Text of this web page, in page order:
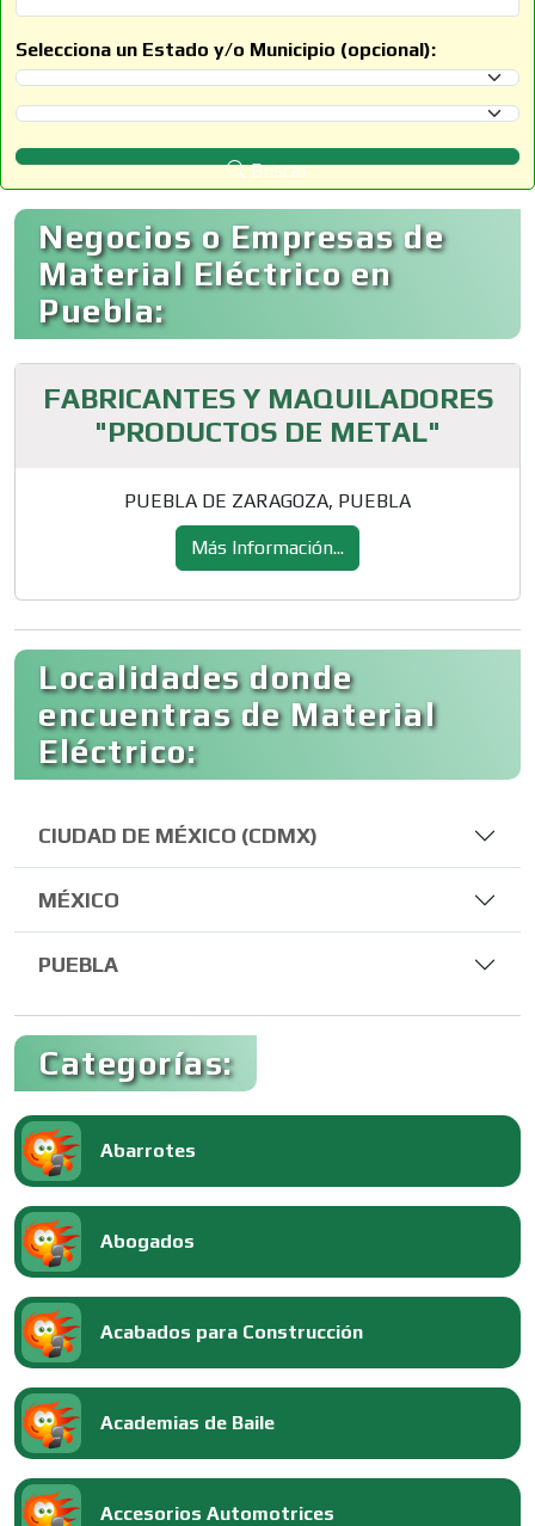
Selecciona un Estado y/o Municipio (opcional):
Selecciona un Estado
Selecciona un Municipio
Buscar
Negocios o Empresas de
Material Eléctrico en
Puebla:
FABRICANTES Y MAQUILADORES
"PRODUCTOS DE METAL"
PUEBLA DE ZARAGOZA, PUEBLA
Más Información...
Localidades donde
encuentras de Material
Eléctrico:
CIUDAD DE MÉXICO (CDMX)
MÉXICO
PUEBLA
Categorías:
Abarrotes
Abogados
Acabados para Construcción
Academias de Baile
Accesorios Automotrices